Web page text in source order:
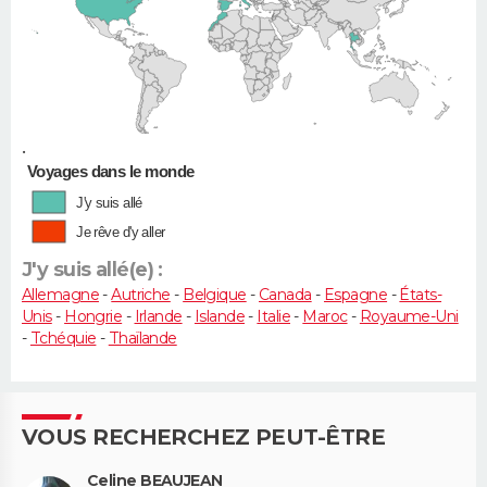
•
Voyages dans le monde
J'y suis allé
Je rêve d'y aller
J'y suis allé(e) :
Allemagne-Autriche - Belgique - Canada - Espagne -États-
Unis- Hongrie - Irlande - Islande- Italie- Maroc- Royaume-Uni
- Tchéquie - Thaïlande
VOUS RECHERCHEZ PEUT-ÊTRE
Celine BEAUJEAN